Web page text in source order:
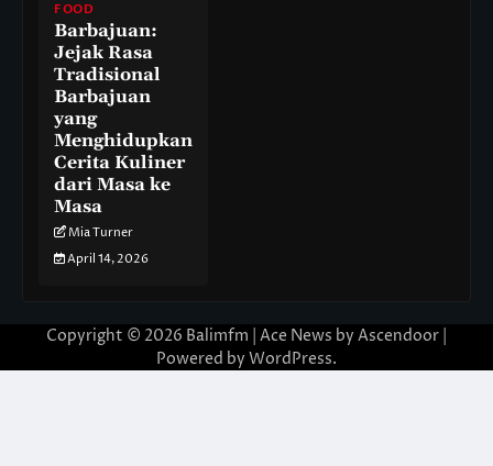
FOOD
Barbajuan:
Jejak Rasa
Tradisional
Barbajuan
yang
Menghidupkan
Cerita Kuliner
dari Masa ke
Masa
Mia Turner
April 14, 2026
Copyright © 2026 Balimfm | Ace News by Ascendoor
Powered by WordPress.